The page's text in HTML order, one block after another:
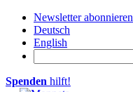
Newsletter abonnieren
Deutsch
English
Spenden hilft!